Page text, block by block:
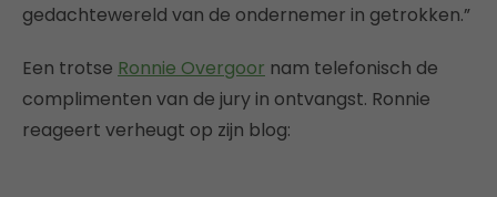
gedachtewereld van de ondernemer in getrokken.”
Een trotse Ronnie Overgoor nam telefonisch de
complimenten van de jury in ontvangst. Ronnie
reageert verheugt op zijn blog: